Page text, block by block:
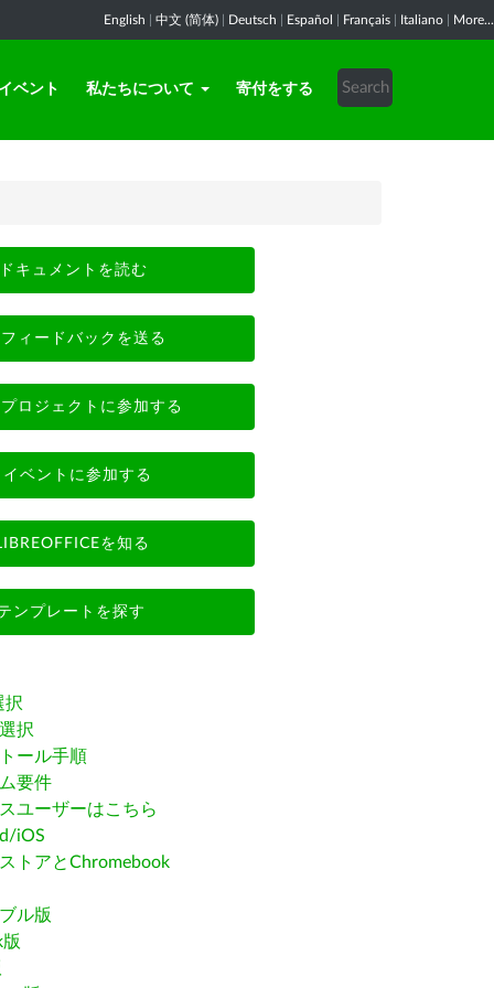
English 中文 (简体) Deutsch Español Français Italiano More...
イベント 私たちについて 寄付をする
ドキュメントを読む
フィードバックを送る
プロジェクトに参加する
イベントに参加する
を知る
ンプレートを探す
択
択
ール手順
要件
ユーザーはこちら
iOS
トアとChromebook
ル版